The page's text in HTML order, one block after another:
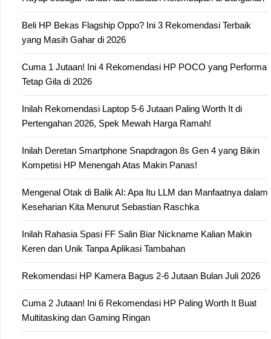
Beli HP Bekas Flagship Oppo? Ini 3 Rekomendasi Terbaik
yang Masih Gahar di 2026
Cuma 1 Jutaan! Ini 4 Rekomendasi HP POCO yang Performa
Tetap Gila di 2026
Inilah Rekomendasi Laptop 5-6 Jutaan Paling Worth It di
Pertengahan 2026, Spek Mewah Harga Ramah!
Inilah Deretan Smartphone Snapdragon 8s Gen 4 yang Bikin
Kompetisi HP Menengah Atas Makin Panas!
Mengenal Otak di Balik AI: Apa Itu LLM dan Manfaatnya dalam
Keseharian Kita Menurut Sebastian Raschka
Inilah Rahasia Spasi FF Salin Biar Nickname Kalian Makin
Keren dan Unik Tanpa Aplikasi Tambahan
Rekomendasi HP Kamera Bagus 2-6 Jutaan Bulan Juli 2026
Cuma 2 Jutaan! Ini 6 Rekomendasi HP Paling Worth It Buat
Multitasking dan Gaming Ringan